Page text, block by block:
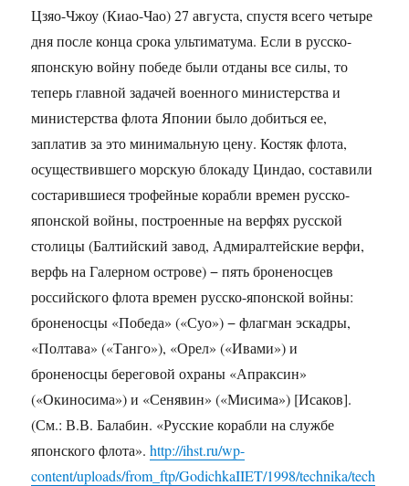
Цзяо-Чжоу (Киао-Чао) 27 августа, спустя всего четыре
дня после конца срока ультиматума. Если в русско-
японскую войну победе были отданы все силы, то
теперь главной задачей военного министерства и
министерства флота Японии было добиться ее,
заплатив за это минимальную цену. Костяк флота,
осуществившего морскую блокаду Циндао, составили
состарившиеся трофейные корабли времен русско-
японской войны, построенные на верфях русской
столицы (Балтийский завод, Адмиралтейские верфи,
верфь на Галерном острове) − пять броненосцев
российского флота времен русско-японской войны:
броненосцы «Победа» («Суо») − флагман эскадры,
«Полтава» («Танго»), «Орел» («Ивами») и
броненосцы береговой охраны «Апраксин»
(«Окиносима») и «Сенявин» («Мисима») [Исаков].
(См.: В.В. Балабин. «Русские корабли на службе
японского флота».http://ihst.ru/wp-
content/uploads/from_ftp/GodichkaIIET/1998/technika/tech